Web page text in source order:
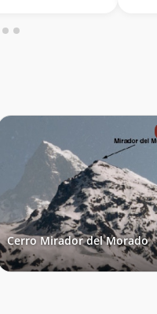
Cerro Mirador del Morado